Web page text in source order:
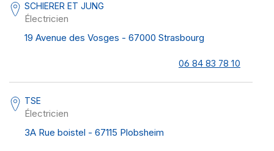
SCHIERER ET JUNG
Électricien
19 Avenue des Vosges - 67000 Strasbourg
06 84 83 78 10
TSE
Électricien
3A Rue boistel - 67115 Plobsheim